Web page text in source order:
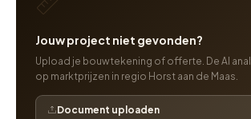
Jouw project niet gevonden?
Upload je bouwtekening of offerte. De AI
op marktprijzen in regio Horst aan de Maas.
Document uploaden